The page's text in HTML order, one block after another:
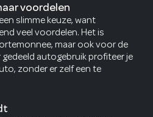
voordelen
slimme keuze, want
veel voordelen. Het is
maar ook voor de
autogebruik profiteer je
zonder er zelf een te